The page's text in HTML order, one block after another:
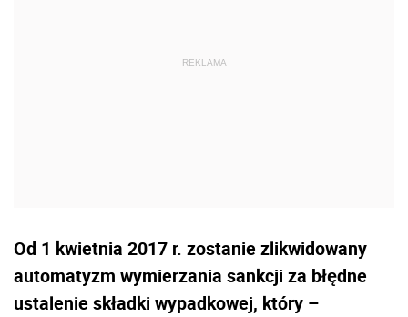
Od 1 kwietnia 2017 r. zostanie zlikwidowany
automatyzm wymierzania sankcji za błędne
ustalenie składki wypadkowej, który –